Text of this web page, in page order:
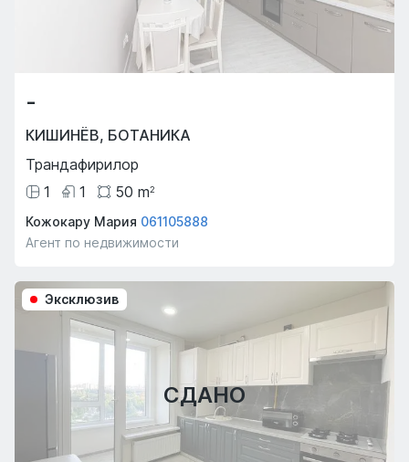
-
КИШИНЁВ, БОТАНИКА
Трандафирилор
1
1 50 m2
Кожокару Мария 061105888
Агент по недвижимости
СДАНО
Эксклюзив